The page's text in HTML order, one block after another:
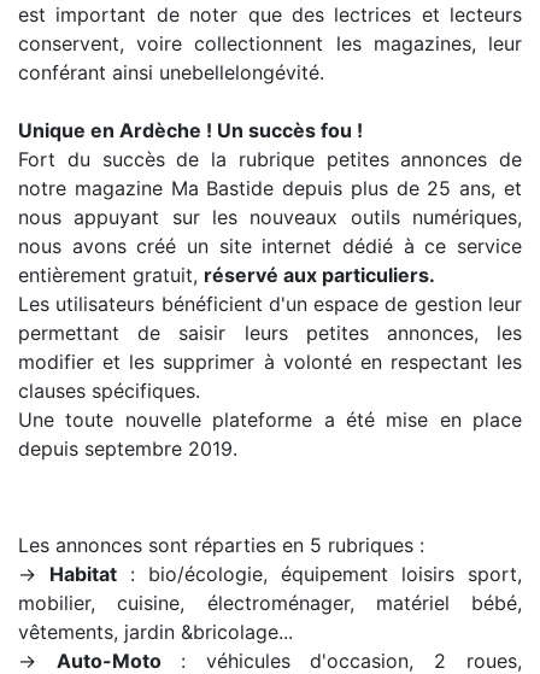
est important de noter que des lectrices et lecteurs
conservent, voire collectionnent les magazines, leur
conférant ainsi unebellelongévité.
Unique en Ardèche ! Un succès fou !
Fort du succès de la rubrique petites annonces de
notre magazine Ma Bastide depuis plus de 25 ans, et
nous appuyant sur les nouveaux outils numériques,
nous avons créé un site internet dédié à ce service
entièrement gratuit, réservé aux particuliers.
Les utilisateurs bénéficient d'un espace de gestion leur
permettant de saisir leurs petites annonces, les
modifier et les supprimer à volonté en respectant les
clauses spécifiques.
Une toute nouvelle plateforme a été mise en place
depuis septembre 2019.
Les annonces sont réparties en 5 rubriques :
→ Habitat : bio/écologie, équipement loisirs sport,
mobilier, cuisine, électroménager, matériel bébé,
vêtements, jardin &bricolage...
→ Auto-Moto : véhicules d'occasion, 2 roues,